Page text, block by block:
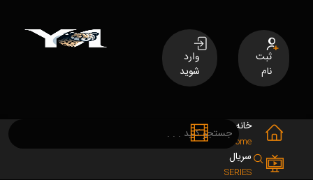
ثبت
نام
وارد
شوید
خانه
Home
سریال
SERIES